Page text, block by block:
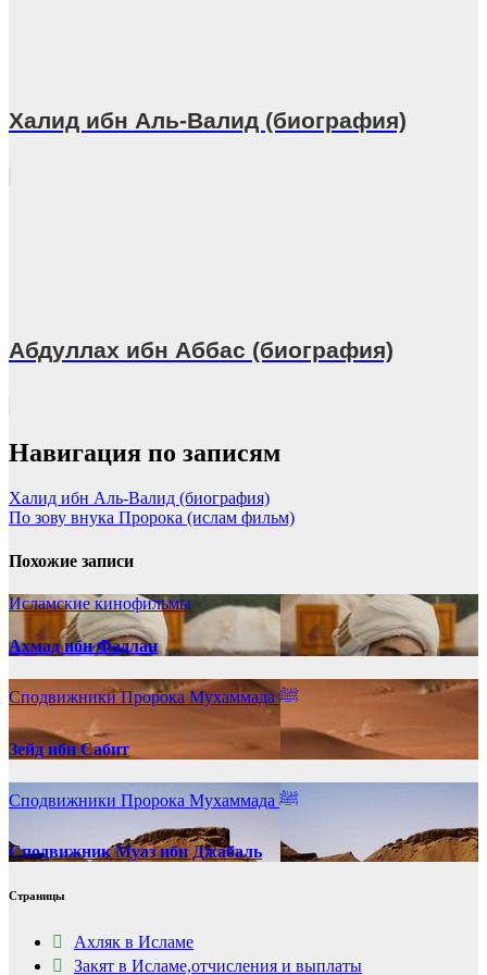
Халид ибн Аль-Валид (биография)
Абдуллах ибн Аббас (биография)
Навигация по записям
Халид ибн Аль-Валид (биография)
По зову внука Пророка (ислам фильм)
Похожие записи
Исламские кинофильмы
Ахмад ибн Фадлан
Сподвижники Пророка Мухаммада ﷺ
Зейд ибн Сабит
Сподвижники Пророка Мухаммада ﷺ
Cподвижник Муаз ибн Джабаль
Страницы
Ахляк в Исламе
Закят в Исламе,отчисления и выплаты